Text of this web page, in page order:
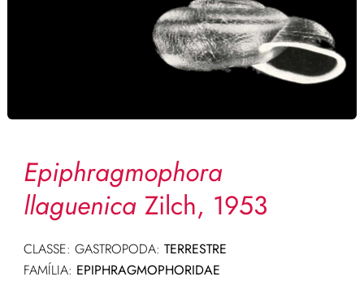
Epiphragmophora
llaguenicaZilch, 1953
CLASSE: GASTROPODA: TERRESTRE
FAMÍLIA: EPIPHRAGMOPHORIDAE